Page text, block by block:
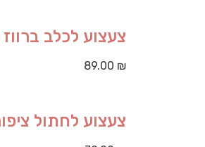
צעצוע לכלב ברווז 1 יחידות
89.00 ₪
צעצוע לחתול ציפור עם